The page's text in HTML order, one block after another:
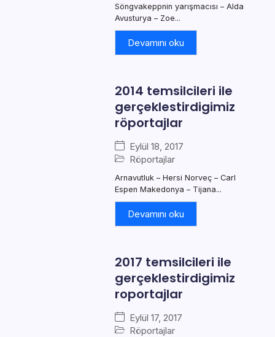
Söngvakeppnin yarışmacısı – Alda
Avusturya – Zoe...
Devamını oku
2014 temsilcileri ile
gerçeklestirdigimiz
röportajlar
Eylül 18, 2017
Röportajlar
Arnavutluk – Hersi Norveç – Carl
Espen Makedonya – Tijana...
Devamını oku
2017 temsilcileri ile
gerçeklestirdigimiz
roportajlar
Eylül 17, 2017
Röportajlar